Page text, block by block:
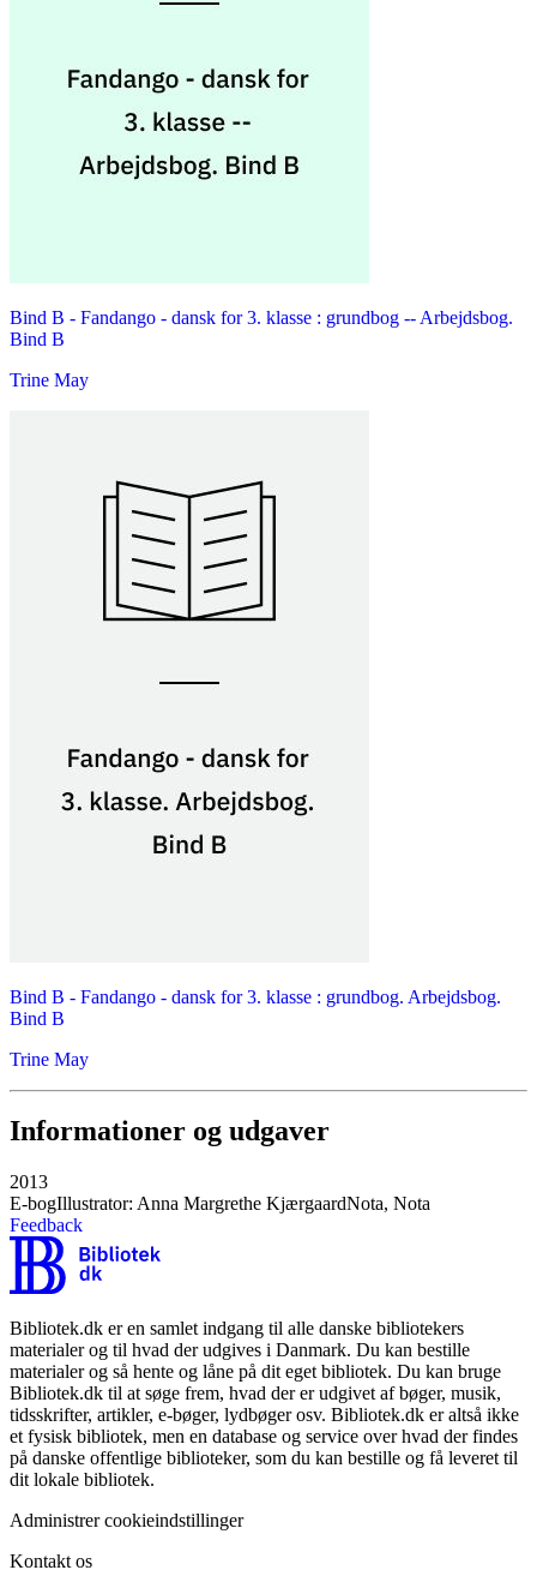
Bind B - Fandango - dansk for 3. klasse : grundbog -- Arbejdsbog.
Bind B
Trine May
Bind B - Fandango - dansk for 3. klasse : grundbog. Arbejdsbog.
Bind B
Trine May
Informationer og udgaver
2013
E-bogIllustrator: Anna Margrethe KjærgaardNota, Nota
Feedback
Bibliotek.dk er en samlet indgang til alle danske bibliotekers
materialer og til hvad der udgives i Danmark. Du kan bestille
materialer og så hente og låne på dit eget bibliotek. Du kan bruge
Bibliotek.dk til at søge frem, hvad der er udgivet af bøger, musik,
tidsskrifter, artikler, e-bøger, lydbøger osv. Bibliotek.dk er altså ikke
et fysisk bibliotek, men en database og service over hvad der findes
på danske offentlige biblioteker, som du kan bestille og få leveret til
dit lokale bibliotek.
Administrer cookieindstillinger
Kontakt os